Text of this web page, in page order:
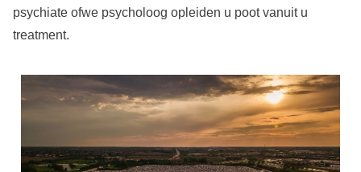
psychiate ofwe psycholoog opleiden u poot vanuit u
treatment.